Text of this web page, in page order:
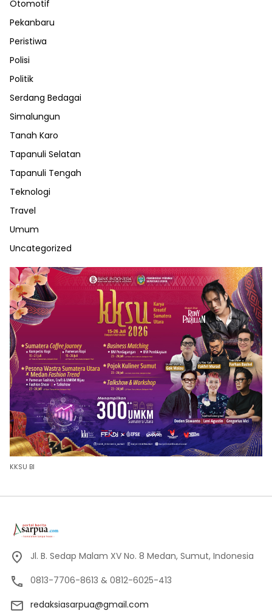
Otomotif
Pekanbaru
Peristiwa
Polisi
Politik
Serdang Bedagai
Simalungun
Tanah Karo
Tapanuli Selatan
Tapanuli Tengah
Teknologi
Travel
Umum
Uncategorized
KKSU BI
Jl. B. Sedap Malam XV No. 8 Medan, Sumut, Indonesia
0813-7706-8613 & 0812-6025-413
redaksiasarpua@gmail.com